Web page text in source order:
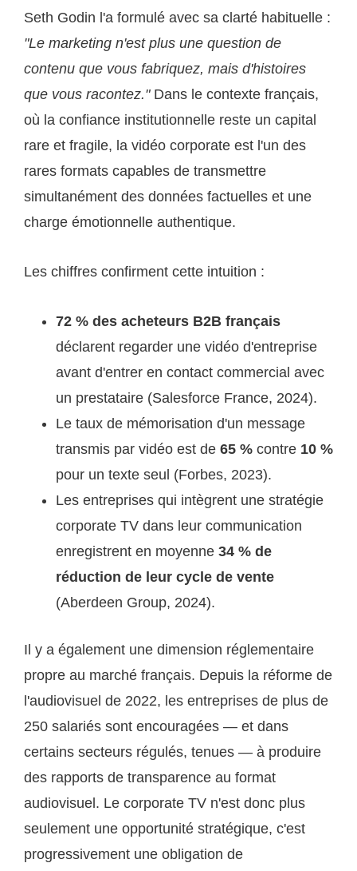
Seth Godin l'a formulé avec sa clarté habituelle :
"Le marketing n'est plus une question de
contenu que vous fabriquez, mais d'histoires
que vous racontez."Dans le contexte français,
où la confiance institutionnelle reste un capital
rare et fragile, la vidéo corporate est l'un des
rares formats capables de transmettre
simultanément des données factuelles et une
charge émotionnelle authentique.
Les chiffres confirment cette intuition :
72 % des acheteurs B2B français
déclarent regarder une vidéo d'entreprise
avant d'entrer en contact commercial avec
un prestataire (Salesforce France, 2024).
Le taux de mémorisation d'un message
transmis par vidéo est de 65 % contre 10 %
pour un texte seul (Forbes, 2023).
Les entreprises qui intègrent une stratégie
corporate TV dans leur communication
enregistrent en moyenne 34 % de
réduction de leur cycle de vente
(Aberdeen Group, 2024).
Il y a également une dimension réglementaire
propre au marché français. Depuis la réforme de
l'audiovisuel de 2022, les entreprises de plus de
250 salariés sont encouragées — et dans
certains secteurs régulés, tenues — à produire
des rapports de transparence au format
audiovisuel. Le corporate TV n'est donc plus
seulement une opportunité stratégique, c'est
progressivement une obligation de